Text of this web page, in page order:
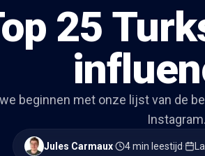
25
beginnen met onze lijst van de
Instagram.
Jules Carmaux· 4 min leestijd·